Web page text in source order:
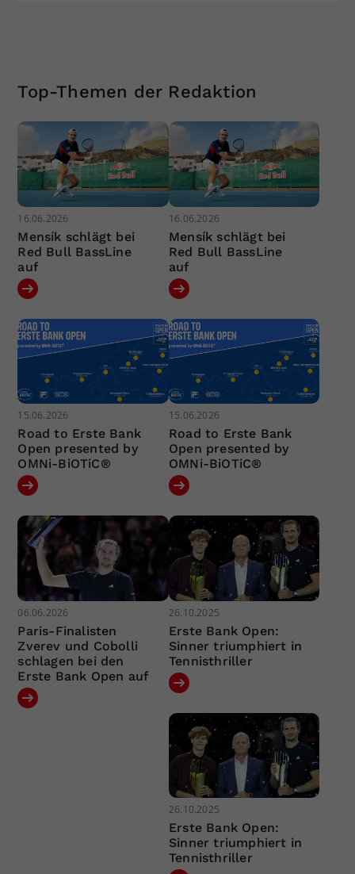
Top-Themen der Redaktion
16.06.2026
Mensík schlägt bei
Red Bull BassLine
auf
16.06.2026
Mensík schlägt bei
Red Bull BassLine
auf
15.06.2026
Road to Erste Bank
Open presented by
OMNi-BiOTiC®
15.06.2026
Road to Erste Bank
Open presented by
OMNi-BiOTiC®
06.06.2026
Paris-Finalisten
Zverev und Cobolli
schlagen bei den
Erste Bank Open auf
26.10.2025
Erste Bank Open:
Sinner triumphiert in
Tennisthriller
26.10.2025
Erste Bank Open:
Sinner triumphiert in
Tennisthriller